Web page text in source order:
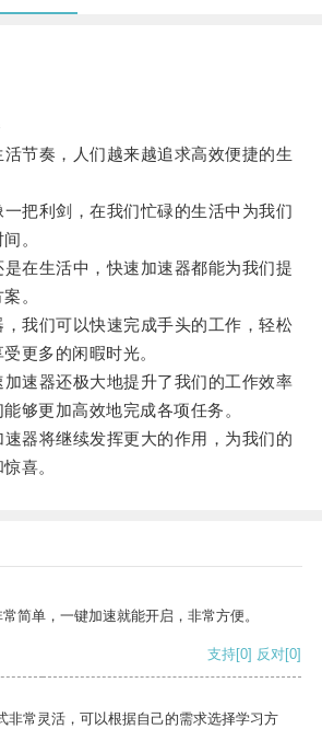
奏，人们越来越追求高效便捷的生
利剑，在我们忙碌的生活中为我们
。
生活中，快速加速器都能为我们提
。
们可以快速完成手头的工作，轻松
更多的闲暇时光。
器还极大地提升了我们的工作效率
够更加高效地完成各项任务。
将继续发挥更大的作用，为我们的
喜。
简单，一键加速就能开启，非常方便。
支持[0] 反对[0]
非常灵活，可以根据自己的需求选择学习方